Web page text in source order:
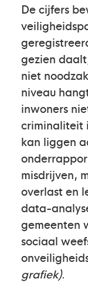
De cijfers
gezien
niet
niveau
inwoners
criminaliteit
kan liggen
misdrijven,
overlast en
data-
gemeenten
sociaal
grafiek).